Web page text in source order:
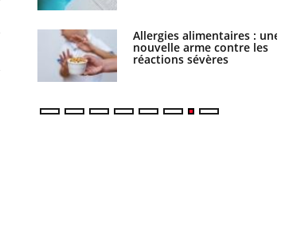
Allergies alimentaires : une
nouvelle arme contre les
réactions sévères